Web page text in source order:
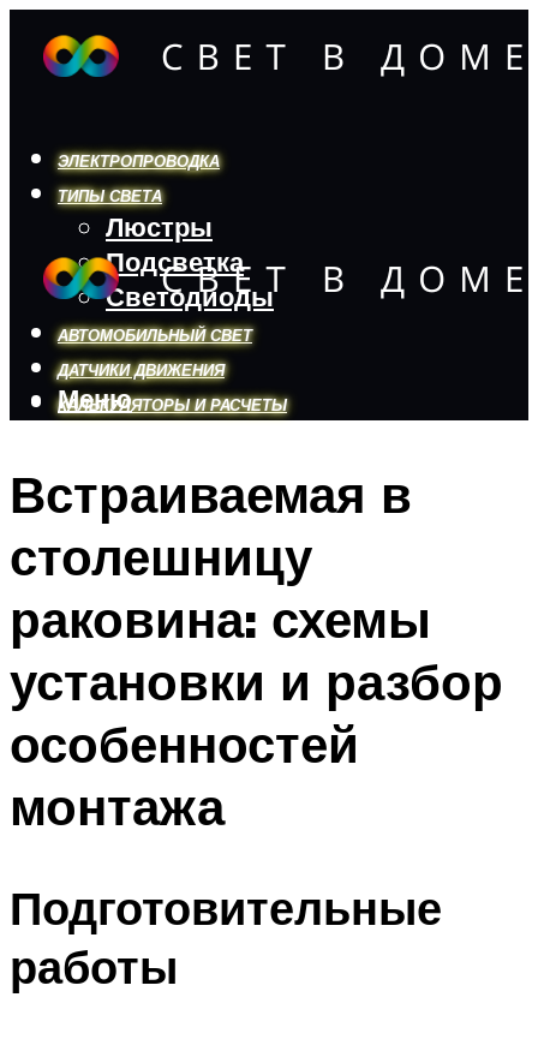
ЭЛЕКТРОПРОВОДКА
ТИПЫ СВЕТА
Люстры
Подсветка
Светодиоды
АВТОМОБИЛЬНЫЙ СВЕТ
ДАТЧИКИ ДВИЖЕНИЯ
КАЛЬКУЛЯТОРЫ И РАСЧЕТЫ
Меню
Меню
Встраиваемая в
столешницу
раковина: схемы
установки и разбор
особенностей
монтажа
Подготовительные
работы